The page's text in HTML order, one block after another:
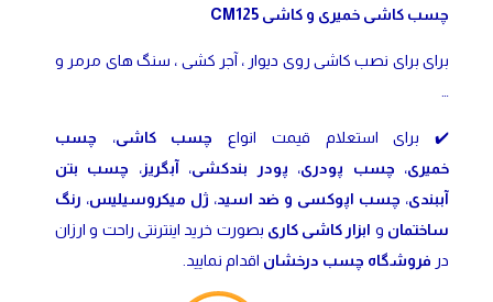
چسب کاشی خمیری و کاشی CM125
برای برای نصب کاشی روی دیوار ، آجر کشی ، سنگ های مرمر و
✔️ برای استعلام قیمت انواع چسب کاشی، چسب
خمیری، چسب پودری، پودر بندکشی، آبگریز، چسب بتن
آببندی، چسب اپوکسی و ضد اسید، ژل میکروسیلیس، رنگ
ساختمان و ابزار کاشی کاری بصورت خرید اینترنتی راحت و ارزان
در فروشگاه چسب درخشان اقدام نمایید.